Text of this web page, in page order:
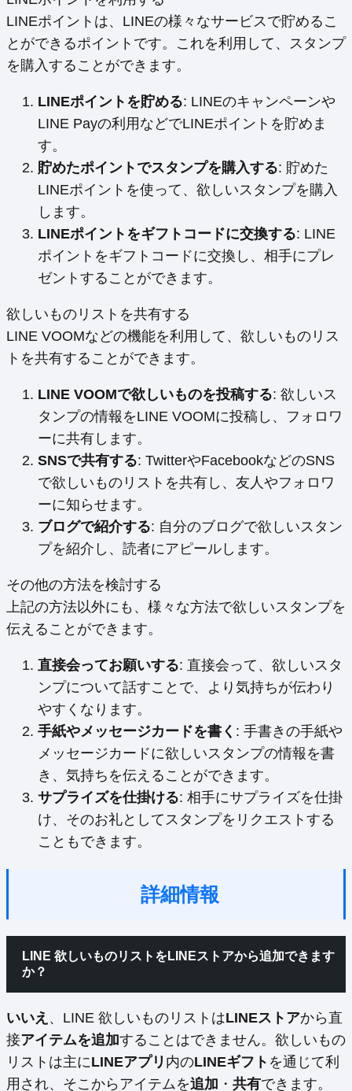
LINEポイントは、LINEの様々なサービスで貯めるこ
とができるポイントです。これを利用して、スタンプ
を購入することができます。
LINEポイントを貯める: LINEのキャンペーンや
LINE Payの利用などでLINEポイントを貯めま
す。
貯めたポイントでスタンプを購入する: 貯めた
LINEポイントを使って、欲しいスタンプを購入
します。
LINEポイントをギフトコードに交換する: LINE
ポイントをギフトコードに交換し、相手にプレ
ゼントすることができます。
欲しいものリストを共有する
LINE VOOMなどの機能を利用して、欲しいものリス
トを共有することができます。
LINE VOOMで欲しいものを投稿する: 欲しいス
タンプの情報をLINE VOOMに投稿し、フォロワ
ーに共有します。
SNSで共有する: TwitterやFacebookなどのSNS
で欲しいものリストを共有し、友人やフォロワ
ーに知らせます。
ブログで紹介する: 自分のブログで欲しいスタン
プを紹介し、読者にアピールします。
その他の方法を検討する
上記の方法以外にも、様々な方法で欲しいスタンプを
伝えることができます。
直接会ってお願いする: 直接会って、欲しいスタ
ンプについて話すことで、より気持ちが伝わり
やすくなります。
手紙やメッセージカードを書く : 手書きの手紙や
メッセージカードに欲しいスタンプの情報を書
き、気持ちを伝えることができます。
サプライズを仕掛ける: 相手にサプライズを仕掛
け、そのお礼としてスタンプをリクエストする
こともできます。
詳細情報
LINE 欲しいものリストをLINEストアから追加できます
か？
いいえ 、LINE 欲しいものリストはLINEストアから直
接アイテムを追加することはできません。欲しいもの
リストは主にLINEアプリ 内のLINEギフト を通じて利
用され、そこからアイテムを追加 ・ 共有できます。